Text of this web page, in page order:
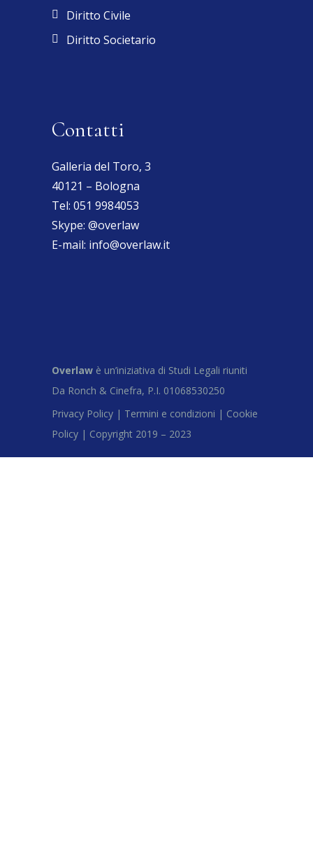
Diritto Civile
Diritto Societario
Contatti
Galleria del Toro, 3
40121 – Bologna
Tel: 051 9984053
Skype: @overlaw
E-mail: info@overlaw.it
Overlaw è un’iniziativa di Studi Legali riuniti
Da Ronch & Cinefra, P.I. 01068530250
Privacy Policy | Termini e condizioni | Cookie
Policy | Copyright 2019 – 2023